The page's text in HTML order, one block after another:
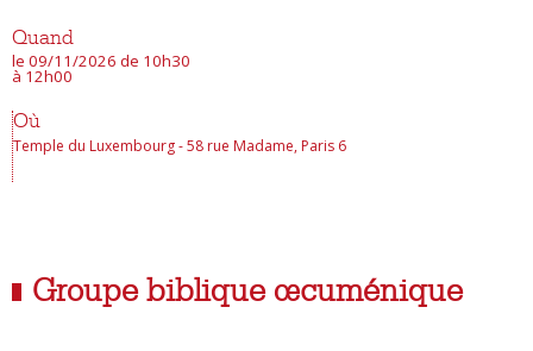
Quand
le 09/11/2026 de 10h30
à 12h00
Où
Temple du Luxembourg - 58 rue Madame, Paris 6
Groupe biblique œcuménique